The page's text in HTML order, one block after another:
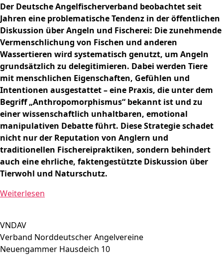
Der Deutsche Angelfischerverband beobachtet seit
Jahren eine problematische Tendenz in der öffentlichen
Diskussion über Angeln und Fischerei: Die zunehmende
Vermenschlichung von Fischen und anderen
Wassertieren wird systematisch genutzt, um Angeln
grundsätzlich zu delegitimieren. Dabei werden Tiere
mit menschlichen Eigenschaften, Gefühlen und
Intentionen ausgestattet – eine Praxis, die unter dem
Begriff „Anthropomorphismus“ bekannt ist und zu
einer wissenschaftlich unhaltbaren, emotional
manipulativen Debatte führt. Diese Strategie schadet
nicht nur der Reputation von Anglern und
traditionellen Fischereipraktiken, sondern behindert
auch eine ehrliche, faktengestützte Diskussion über
Tierwohl und Naturschutz.
Weiterlesen
VNDAV
Verband Norddeutscher Angelvereine
Neuengammer Hausdeich 10